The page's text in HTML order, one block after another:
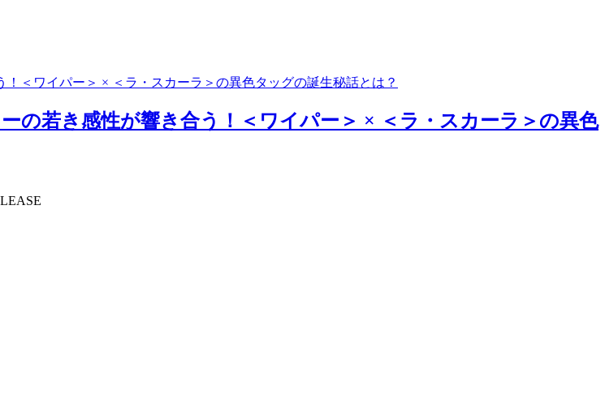
＜ワイパー＞ × ＜ラ・スカーラ＞の異色タッグの誕生秘話とは？
の若き感性が響き合う！＜ワイパー＞ × ＜ラ・スカーラ＞の異色